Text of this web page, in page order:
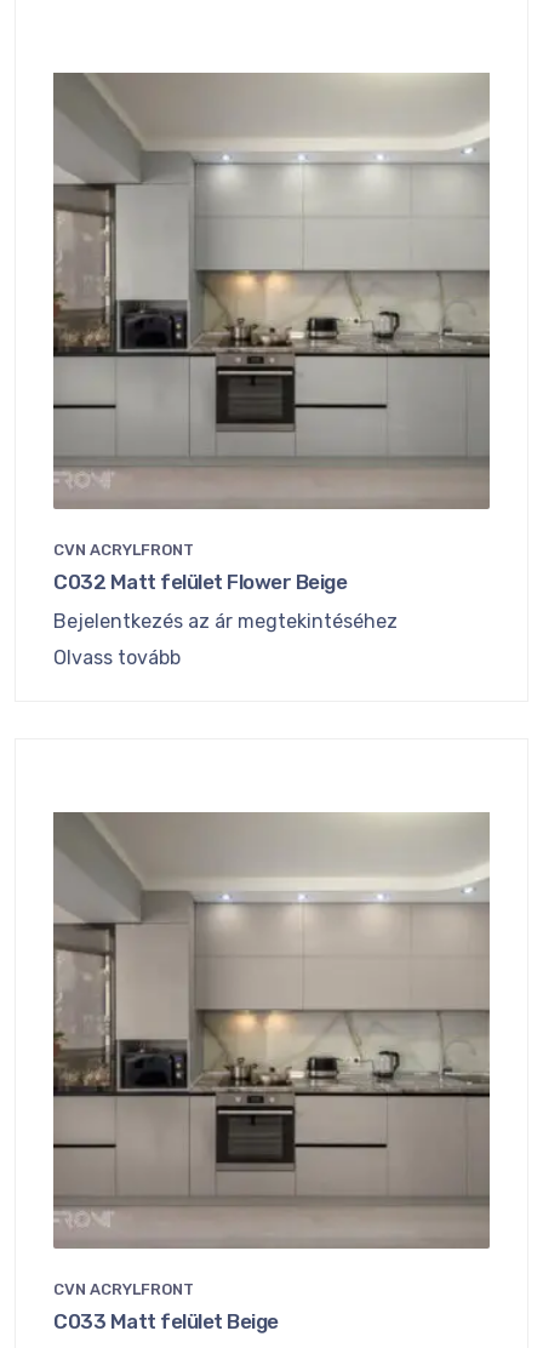
CVN ACRYLFRONT
C032 Matt felület Flower Beige
Bejelentkezés az ár megtekintéséhez
Olvass tovább
CVN ACRYLFRONT
C033 Matt felület Beige